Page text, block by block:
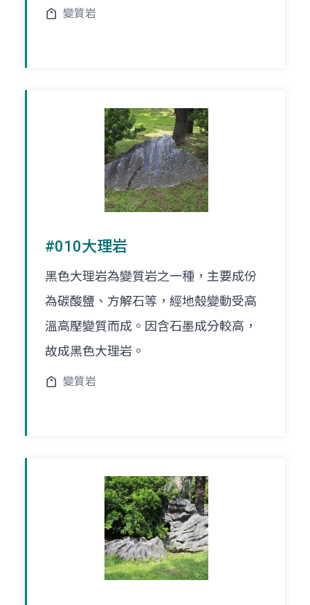
變質岩
#010大理岩
黑色大理岩為變質岩之一種，主要成份
為碳酸鹽、方解石等，經地殼變動受高
溫高壓變質而成。因含石墨成分較高，
故成黑色大理岩。
變質岩